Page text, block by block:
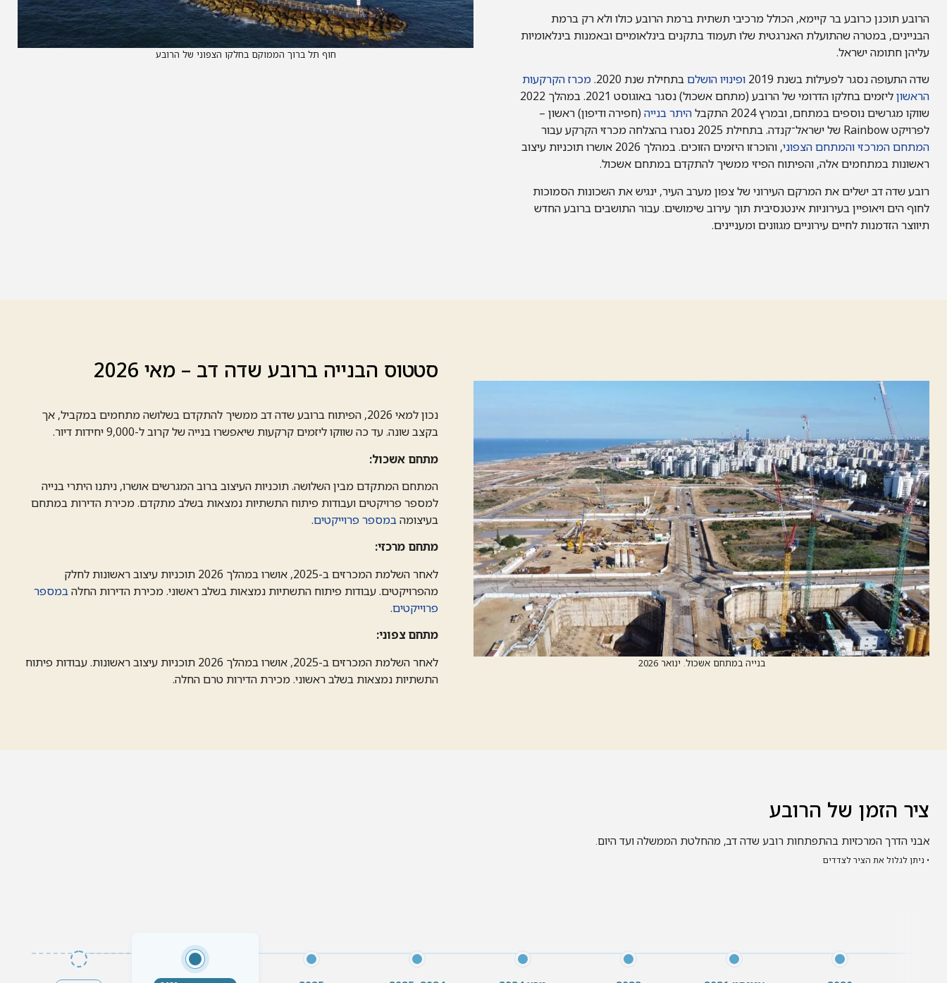
הרובע תוכנן כרובע בר קיימא, הכולל מרכיבי תשתית ברמת הרובע כולו ולא רק ברמת
הבניינים, במטרה שהתועלת האנרגטית שלו תעמוד בתקנים בינלאומיים ובאמנות בינלאומיות
עליהן חתומה ישראל.
שדה התעופה נסגר לפעילות בשנת 2019
ופינויו הושלםבתחילת שנת 2020.
מכרז הקרקעות
הראשון
ליזמים בחלקו הדרומי של הרובע (מתחם אשכול) נסגר באוגוסט 2021. במהלך 2022
שווקו מגרשים נוספים במתחם, ובמרץ 2024 התקבל
היתר בנייה (חפירה ודיפון) ראשון –
לפרויקט Rainbow של ישראל־קנדה. בתחילת 2025 נסגרו בהצלחה מכרזי הקרקע עבור
המתחם המרכזיוהמתחם הצפוני
, והוכרזו היזמים הזוכים. במהלך 2026 אושרו תוכניות עיצוב
ראשונות במתחמים אלה, והפיתוח הפיזי ממשיך להתקדם במתחם אשכול.
רובע שדה דב ישלים את המרקם העירוני של צפון מערב העיר, ינגיש את השכונות הסמוכות
לחוף הים ויאופיין בעירוניות אינטנסיבית תוך עירוב שימושים. עבור התושבים ברובע החדש
תיווצר הזדמנות לחיים עירוניים מגוונים ומעניינים.
חוף תל ברוך הממוקם בחלקו הצפוני של הרובע
בנייה במתחם אשכול. ינואר 2026
סטטוס הבנייה ברובע שדה דב – מאי 2026
נכון למאי 2026, הפיתוח ברובע שדה דב ממשיך להתקדם בשלושה מתחמים במקביל, אך
בקצב שונה. עד כה שווקו ליזמים קרקעות שיאפשרו בנייה של קרוב ל-9,000 יחידות דיור.
מתחם אשכול:
המתחם המתקדם מבין השלושה. תוכניות העיצוב ברוב המגרשים אושרו, ניתנו היתרי בנייה
למספר פרויקטים ועבודות פיתוח התשתיות נמצאות בשלב מתקדם. מכירת הדירות במתחם
בעיצומהבמספר פרוייקטים.
מתחם מרכזי:
לאחר השלמת המכרזים ב-2025, אושרו במהלך 2026 תוכניות עיצוב ראשונות לחלק
מהפרויקטים. עבודות פיתוח התשתיות נמצאות בשלב ראשוני. מכירת הדירות החלהבמספר
פרוייקטים.
מתחם צפוני:
לאחר השלמת המכרזים ב-2025, אושרו במהלך 2026 תוכניות עיצוב ראשונות. עבודות פיתוח
התשתיות נמצאות בשלב ראשוני. מכירת הדירות טרם החלה.
ציר הזמן של הרובע
אבני הדרך המרכזיות בהתפתחות רובע שדה דב, מהחלטת הממשלה ועד היום.
• ניתן לגלול את הציר לצדדים